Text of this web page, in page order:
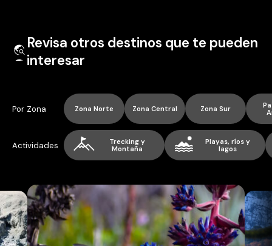
Revisa otros destinos que te pueden
interesar
Por Zona Zona Norte Zona Central Zona Sur
Actividades
Trecking y
Montaña
Playas, ríos y
lagos